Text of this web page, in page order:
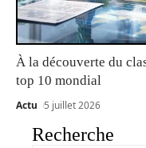
À la découverte du
top 10 mondial
Actu 5 juillet 2026
Recherche